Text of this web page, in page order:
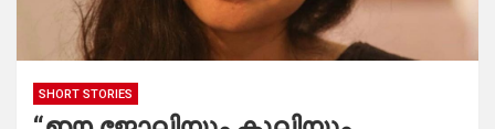
SHORT STORIES